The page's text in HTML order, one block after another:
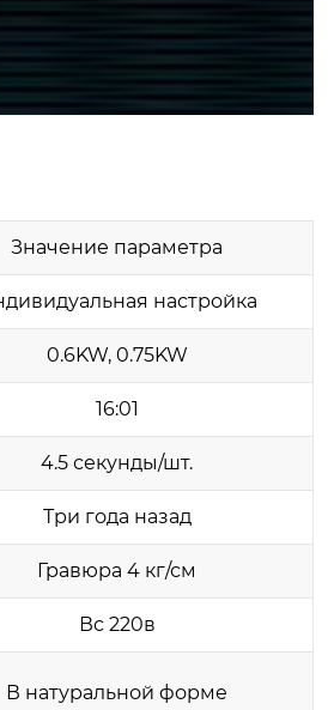
Значение параметра
настройка
0.6KW, 0.75KW
16:01
4.5 секунды/шт.
Три года назад
Гравюра 4 кг/см
Вс 220в
В натуральной форме